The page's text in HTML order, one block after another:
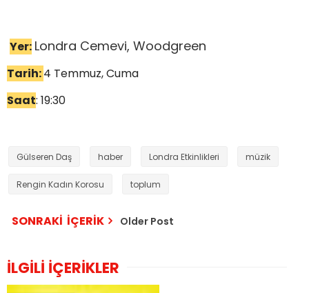
Yer: Londra Cemevi, Woodgreen
Tarih:4 Temmuz, Cuma
Saat: 19:30
Gülseren Daş haber Londra Etkinlikleri müzik
Rengin Kadın Korosu toplum
SONRAKİ İÇERİK Older Post
İLGİLİ İÇERİKLER